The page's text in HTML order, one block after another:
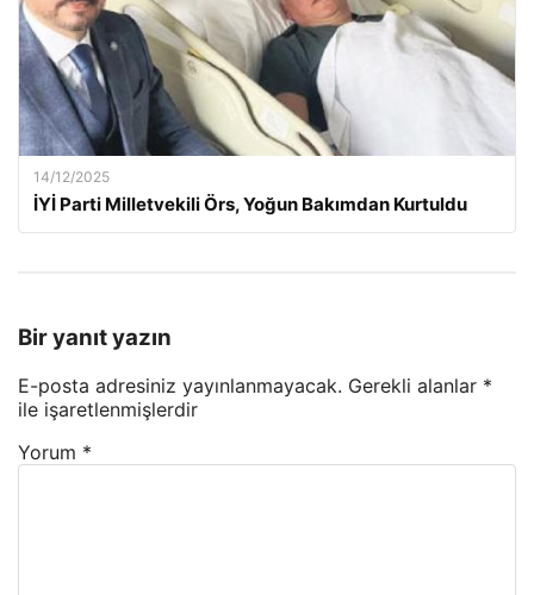
14/12/2025
İYİ Parti Milletvekili Örs, Yoğun Bakımdan Kurtuldu
Bir yanıt yazın
E-posta adresiniz yayınlanmayacak. Gerekli alanlar *
ile işaretlenmişlerdir
Yorum *